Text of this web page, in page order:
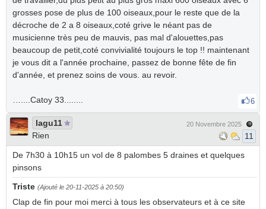
grosses pose de plus de 100 oiseaux,pour le reste que de la
décroche de 2 a 8 oiseaux,coté grive le néant pas de
musicienne très peu de mauvis, pas mal d'alouettes,pas
beaucoup de petit,coté convivialité toujours le top !! maintenant
je vous dit a l'année prochaine, passez de bonne fête de fin
d'année, et prenez soins de vous. au revoir.
…....Catoy 33........ 6
lagu11
Rien
20 Novembre 2025
11
De 7h30 à 10h15 un vol de 8 palombes 5 draines et quelques
pinsons
Triste (Ajouté le 20-11-2025 à 20:50)
Clap de fin pour moi merci à tous les observateurs et à ce site